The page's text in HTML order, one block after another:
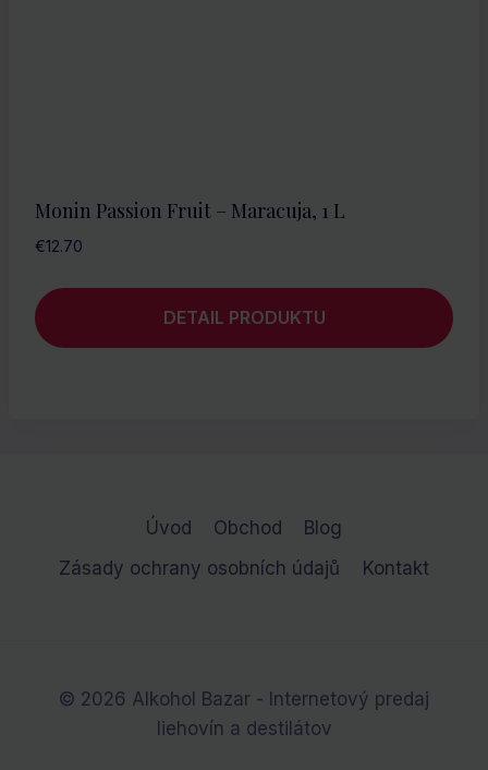
Monin Passion Fruit – Maracuja, 1 L
€12.70
DETAIL PRODUKTU
Úvod Obchod
Blog
Zásady ochrany osobních údajů
Kontakt
© 2026 Alkohol Bazar - Internetový predaj
liehovín a destilátov